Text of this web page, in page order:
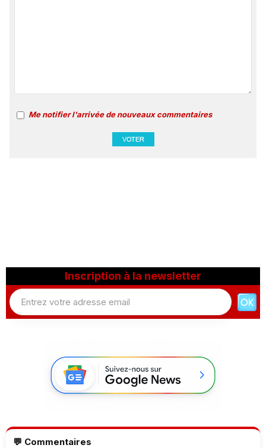
Me notifier l'arrivée de nouveaux commentaires
Inscription à la newsletter
💬 Commentaires